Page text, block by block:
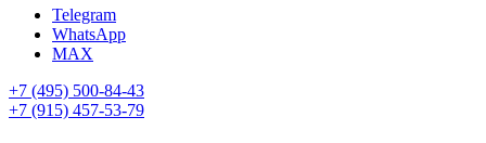
Telegram
WhatsApp
MAX
+7 (495) 500-84-43
+7 (915) 457-53-79